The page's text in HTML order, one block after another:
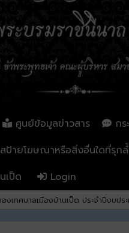
ศูนย์ข้อมูลข่าวสาร ก
สป้ายโฆษณาหรือสิ่งอื่นใดที่รุ
เป็ด Login
เทศบาลเมืองบ้านเป็ด ประจำปีงบ